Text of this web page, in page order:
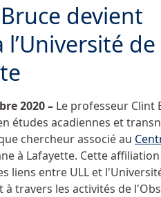
devient
de
2020 – Le professeur Clint
études acadiennes et
chercheur associé au
à Lafayette. Cette
liens entre ULL et
travers les activités de